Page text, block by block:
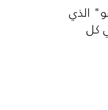
الذي
كل